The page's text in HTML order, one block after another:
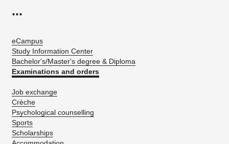
...
eCampus
Study Information Center
Bachelor's/Master's degree & Diploma
Examinations and orders
Job exchange
Crèche
Psychological counselling
Sports
Scholarships